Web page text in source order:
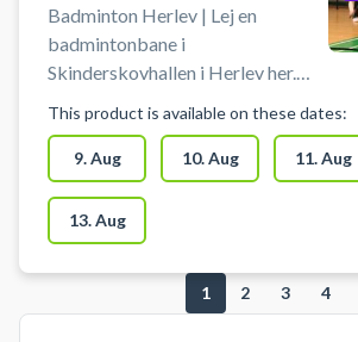
Badminton Herlev | Lej en
badmintonbane i
Skinderskovhallen i Herlev her.
Det er kun tilladt at benytte banen
med indendørssko med hvide
såler. Banen kan afbestilles indtil 4
timer før reservationens
starttidspunkt. Book en
badmintonbane og spil badminton
This product is available on these dates:
9. Aug 10. Aug 11. Aug
13. Aug
1 2 3 4